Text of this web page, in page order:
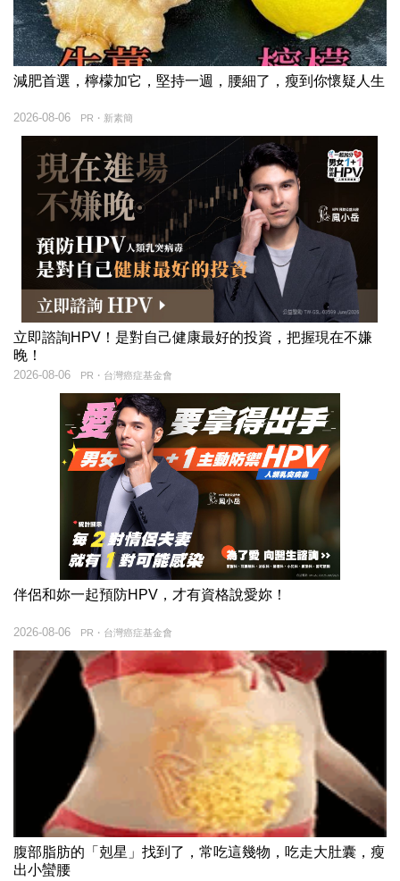
減肥首選，檸檬加它，堅持一週，腰細了，瘦到你懷疑人生
PR・新素簡
2026-08-06
立即諮詢HPV！是對自己健康最好的投資，把握現在不嫌
晚！
PR・台灣癌症基金會
2026-08-06
伴侶和妳一起預防HPV，才有資格說愛妳！
PR・台灣癌症基金會
2026-08-06
腹部脂肪的「剋星」找到了，常吃這幾物，吃走大肚囊，瘦
出小蠻腰